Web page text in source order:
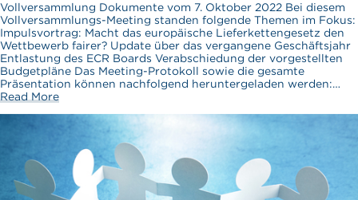
Vollversammlung Dokumente vom 7. Oktober 2022 Bei diesem
Vollversammlungs-Meeting standen folgende Themen im Fokus:
Impulsvortrag: Macht das europäische Lieferkettengesetz den
Wettbewerb fairer? Update über das vergangene Geschäftsjahr
Entlastung des ECR Boards Verabschiedung der vorgestellten
Budgetpläne Das Meeting-Protokoll sowie die gesamte
Präsentation können nachfolgend heruntergeladen werden:…
Read More